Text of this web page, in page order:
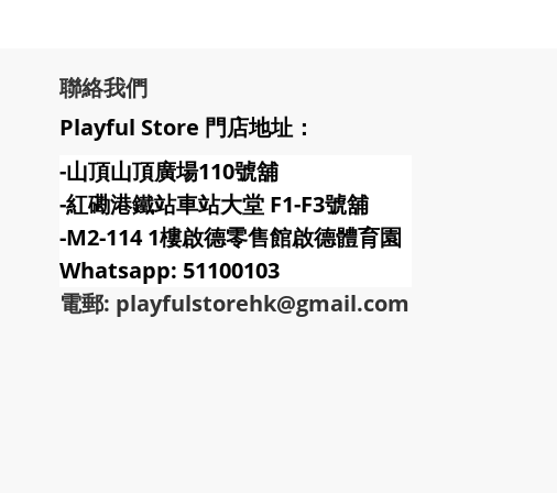
聯絡我們
Playful Store 門店地址：
-山頂山頂廣場110號舖
-紅磡港鐵站車站大堂 F1-F3號舖
-M2-114 1樓啟德零售館啟德體育園
Whatsapp: 51100103
電郵: playfulstorehk@gmail.com